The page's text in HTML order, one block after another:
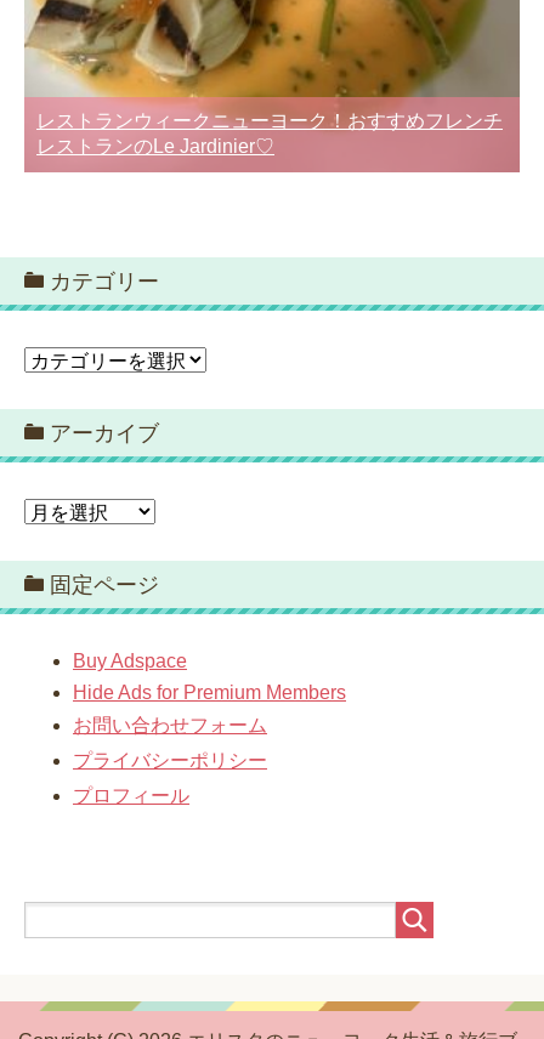
レストランウィークニューヨーク！おすすめフレンチ
レストランのLe Jardinier♡
カテゴリー
カ
ゴ
リ
ー
アーカイブ
ア
カ
イ
ブ
固定ページ
Buy Adspace
Hide Ads for Premium Members
お問い合わせフォーム
プライバシーポリシー
プロフィール